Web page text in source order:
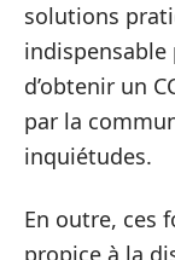
solutions
indispensable
d’obtenir un
par la
inquiétudes.
En outre, ces
propice à la